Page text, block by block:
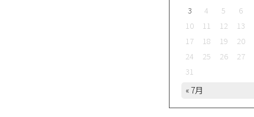
3
4 5 6
10
11 12 13
17
18 19 20
24
25 26 27
31
« 7月